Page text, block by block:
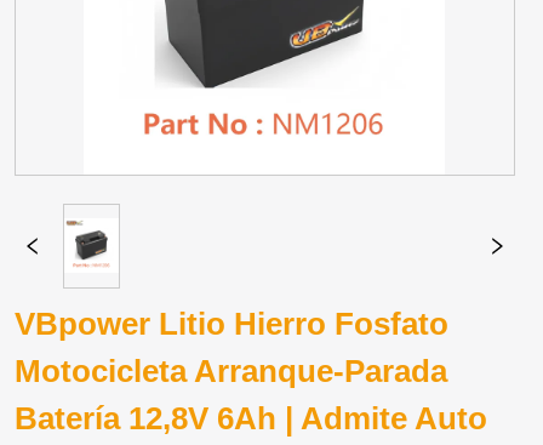
VBpower Litio Hierro Fosfato
Motocicleta Arranque-Parada
Batería 12,8V 6Ah | Admite Auto